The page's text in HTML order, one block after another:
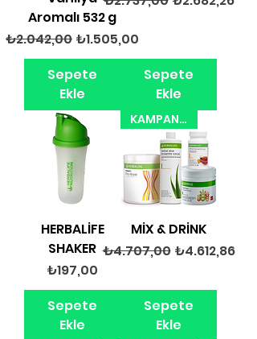
Aromalı 532 g
Normal Fiyat
₺2.042,00 İndirimli Fiyat
₺1.505,00
Sepete
Ekle
Sepete
Ekle
HERBALİFE
SHAKER
Fiyat
₺197,00
Sepete
Ekle
KAMPANYA 31.08.2026
MİX & DRİNK
Normal Fiyat
₺4.707,00 İndirimli Fiyat
₺4.612,86
Sepete
Ekle